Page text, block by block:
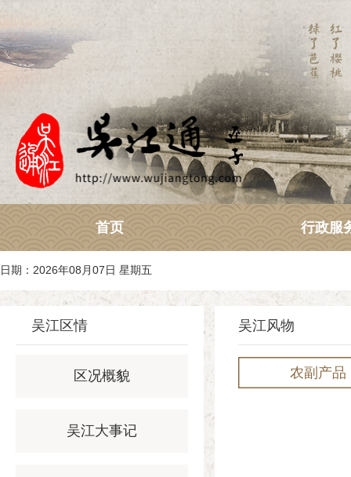
首页 行政服
日期：2026年08月07日 星期五
吴江区情
区况概貌
吴江大事记
吴江风物
农副产品